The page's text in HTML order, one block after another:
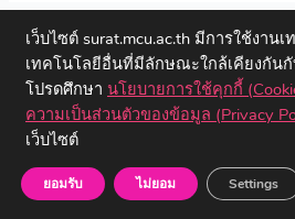
←Previous ไฟล์สื่อ
Copyright © 2023 วิทยาลัยสงฆ์สุราษฎ
ลงกรณราชวิทย
เว็บไซต์ surat.mcu.ac.th มีการใช้งาน
เทคโนโลยีอื่นที่มีลักษณะใกล้เคียงกันกั
โปรดศึกษา นโยบายการใช้คุกกี้
ความเป็นส่วนตัวของข้อมูล (Privacy
เว็บไซต์
ยอมรับ ไม่ยอม Settings